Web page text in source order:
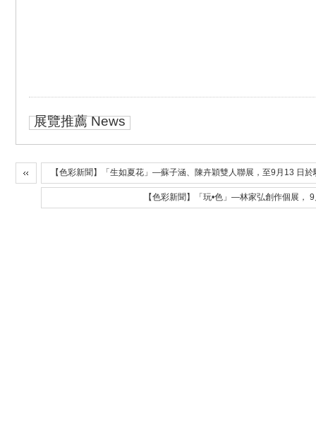
展覽推薦 News
【色彩新聞】「生如夏花」—蘇子涵、陳卉穎雙人聯展，至9月13 日
【色彩新聞】「玩•色」—林家弘創作個展，